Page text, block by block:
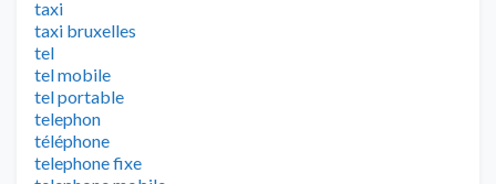
taxi
taxi bruxelles
tel
tel mobile
tel portable
telephon
téléphone
telephone fixe